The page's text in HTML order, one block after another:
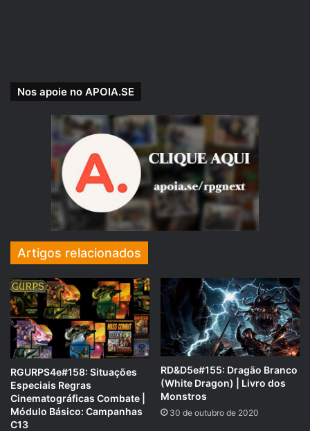
Com a participação de:
Rafael 47 , Jogador e Dungeon Master.
Uma produção RPG Next.
Nos apoie no APOIA.SE
Artigos relacionados
RGURPS4e#158: Situações
Especiais Regras
Cinematográficas Combate |
Módulo Básico: Campanhas
C13
RD&D5e#155: Dragão Branco
(White Dragon) | Livro dos
Monstros
30 de outubro de 2020